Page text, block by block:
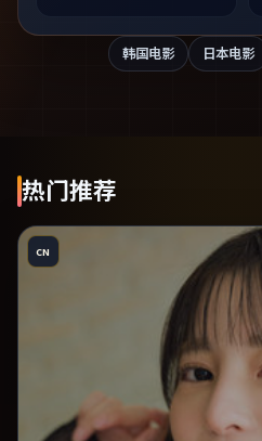
韩国电影 日本电影
热门推荐
CN